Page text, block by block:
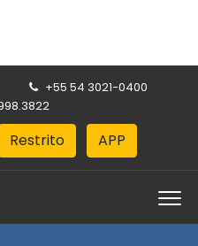
+55 54 3021-0400
Restrito APP